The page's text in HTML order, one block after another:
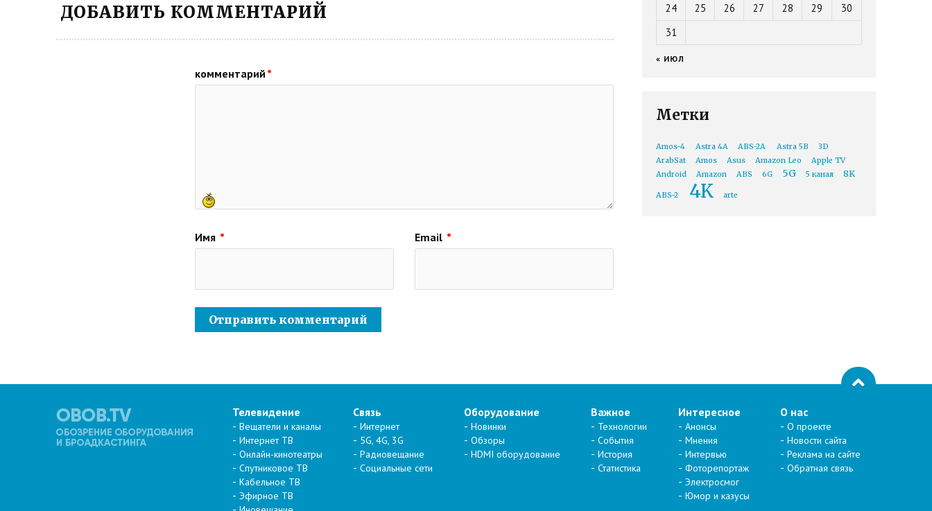
ДОБАВИТЬ КОММЕНТАРИЙ
комментарий *
Имя * Email *
24
25 26 27 28 29
30
31
« ИЮЛ
Метки
Amos-4 Astra 4A ABS-2A Astra 5B
3D
ArabSat
Amos Asus Amazon Leo
Apple TV
Android
Amazon ABS 6G 5G 5 канал 8K
ABS-2 4K arte
Телевидение
Вещатели и каналы
Интернет ТВ
Онлайн-кинотеатры
Спутниковое ТВ
Кабельное ТВ
Эфирное ТВ
Связь
Интернет
5G, 4G, 3G
Радиовещание
Социальные сети
Оборудование
Новинки
Обзоры
HDMI оборудование
Важное
Технологии
События
История
Статистика
Интересное
Анонсы
Мнения
Интервью
Фоторепортаж
Электросмог
Юмор и казусы
О нас
О проекте
Новости сайта
Реклама на сайте
Обратная связь